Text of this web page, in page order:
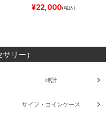
REW REYNOLDS 933
BROWN/BLACKスケート
¥22,000(税込)
リー）
時計
サイフ・コインケース